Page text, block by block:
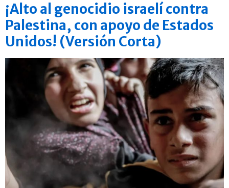
¡Alto al genocidio israelí contra
Palestina, con apoyo de Estados
Unidos! (Versión Corta)